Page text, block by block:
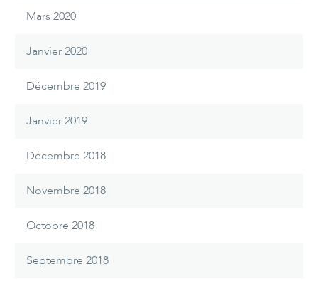
Mars 2020
Janvier 2020
Décembre 2019
Janvier 2019
Décembre 2018
Novembre 2018
Octobre 2018
Septembre 2018